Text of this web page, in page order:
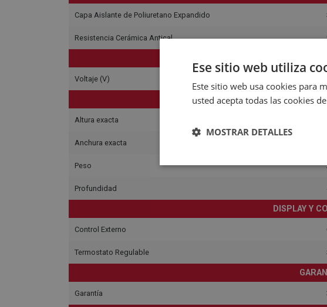
Capa Aislante de Poliuretano Expandido
Resistencia Cerámica Antical
Voltaje (V)
Altura exacta
Anchura exacta
Peso
Profundidad
DISPLAY Y
Control Externo
Termostato Regulable
Garantía
Ese sitio web utiliza
Este sitio web usa cookies para
usted acepta todas las cookies
MOSTRAR DETALLES